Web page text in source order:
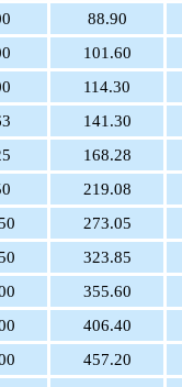
88.90
101.60
114.30
141.30
168.28
219.08
273.05
323.85
355.60
406.40
457.20